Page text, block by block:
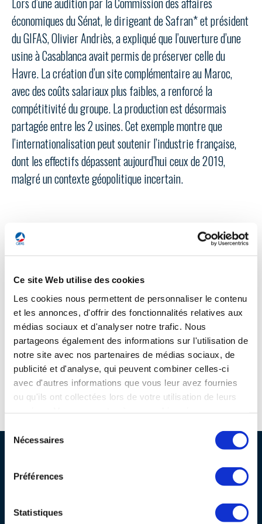
Ce site Web utilise des cookies
Les cookies nous permettent de personnaliser le contenu
et les annonces, d'offrir des fonctionnalités relatives aux
médias sociaux et d'analyser notre trafic. Nous
partageons également des informations sur l'utilisation de
notre site avec nos partenaires de médias sociaux, de
publicité et d'analyse, qui peuvent combiner celles-ci
avec d'autres informations que vous leur avez fournies
ou qu'ils ont collectées lors de votre utilisation de leurs
Nécessaires
Préférences
Statistiques
LE GIFAS
PRÉSENTATION
NOTRE VISION
NOS MISSIONS
NOTRE HISTOIRE
ORGANISATION
LE CONSEIL DU GIFAS
L’ÉQUIPE DU GIFAS
FONCTIONNEMENT
ACCOMPAGNEMENT DE NOS ADHÉRENTS
POURQUOI DEVENIR MEMBRE ?
LE MÉDIATEUR DE LA FILIÈRE AÉRONAUTIQUE ET SPATIALE
MÉDIATION ET CHARTE D’ENGAGEMENT SUR LES RELATIONS ENTRE
CLIENTS ET FOURNISSEURS
LA MÉDIATION AU-DELÀ DE LA FILIÈRE AÉRONAUTIQUE ET SPATIALE
PRENDRE CONTACT AVEC LE MÉDIATEUR DE LA FILIÈRE
LE SALON DU BOURGET
L'OBSERVATOIRE
CHIFFRES CLÉS
LES ENJEUX
EMPLOI & FORMATION
ENVIRONNEMENT
LES PUBLICATIONS
DOCUMENTS & BROCHURES
RAPPORTS D'ACTIVITÉS
économiques du Sénat, le dirigeant de Safran* et président
du GIFAS, Olivier Andriès, a expliqué que l’ouverture d’une
usine à Casablanca avait permis de préserver celle du
Havre. La création d’un site complémentaire au Maroc,
avec des coûts salariaux plus faibles, a renforcé la
compétitivité du groupe. La production est désormais
partagée entre les 2 usines. Cet exemple montre que
l’internationalisation peut soutenir l’industrie française,
dont les effectifs dépassent aujourd’hui ceux de 2019,
malgré un contexte géopolitique incertain.
Site connexes et partenaires
Rejoignez une filière d’excellence et développez
votre réseau au sein d’un écosystème intégré et
cohérent
Découvrez les avantages d'adhérer au GIFAS.
Rencontres, salons, données sectorielles,
DEMANDE D’ADHÉSION
OUI NON